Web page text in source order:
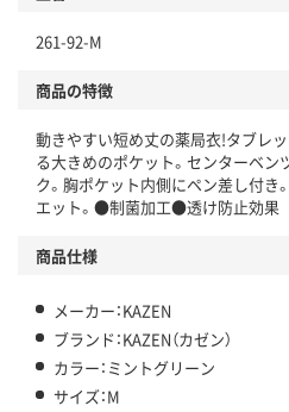
261-92-M
商品の特徴
動きやすい短め丈の薬局衣!タブレ
る大きめのポケット。センターベ
ク。胸ポケット内側にペン差し付き
エット。●制菌加工●透け防止効果
商品仕様
メーカー：KAZEN
ブランド：KAZEN（カゼン）
カラー：ミントグリーン
サイズ：M